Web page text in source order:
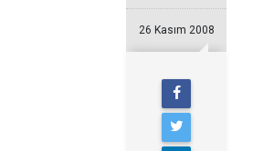
26 Kasım 2008